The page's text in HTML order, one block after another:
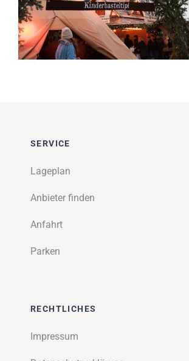
SUCHE
NACH:
SERVICE
Lageplan
Anbieter finden
Anfahrt
Parken
RECHTLICHES
Impressum